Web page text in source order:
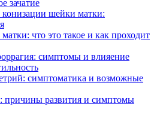
зачатие
конизации шейки матки:
что это такое и как проходит
симптомы и влияение
симптоматика и возможные
причины развития и симптомы